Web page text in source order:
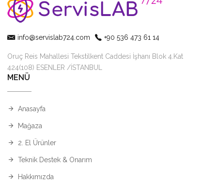
info@servislab724.com +90 536 473 61 14
Oruç Reis Mahallesi Tekstilkent Caddesi İşhanı Blok 4.Kat
424(108) ESENLER /İSTANBUL
MENÜ
Anasayfa
Mağaza
2. El Ürünler
Teknik Destek & Onarım
Hakkımızda